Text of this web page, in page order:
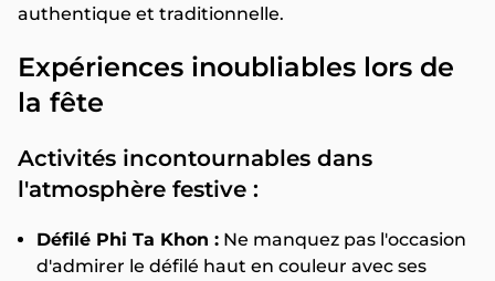
authentique et traditionnelle.
Expériences inoubliables lors de
la fête
Activités incontournables dans
l'atmosphère festive :
Défilé Phi Ta Khon : Ne manquez pas l'occasion
d'admirer le défilé haut en couleur avec ses